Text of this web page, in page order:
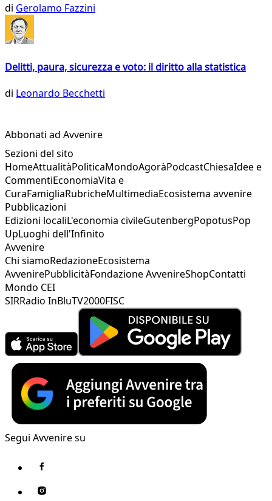
di Gerolamo Fazzini
Delitti, paura, sicurezza e voto: il diritto alla statistica
di Leonardo Becchetti
Abbonati ad Avvenire
Sezioni del sito
HomeAttualitàPoliticaMondoAgoràPodcastChiesaIdee e
CommentiEconomiaVita e
CuraFamigliaRubricheMultimediaEcosistema avvenire
Pubblicazioni
Edizioni localiL'economia civileGutenbergPopotusPop
UpLuoghi dell'Infinito
Avvenire
Chi siamoRedazioneEcosistema
AvvenirePubblicitàFondazione AvvenireShopContatti
Mondo CEI
SIRRadio InBluTV2000FISC
Segui Avvenire su